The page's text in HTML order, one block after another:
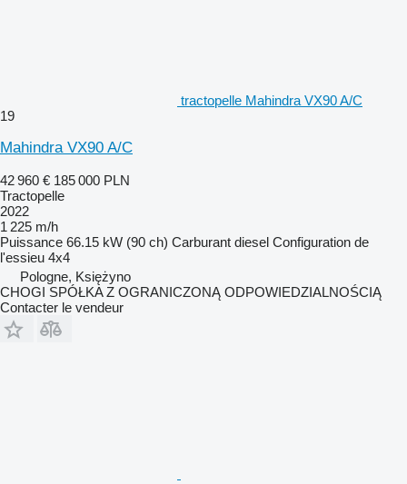
tractopelle Mahindra VX90 A/C
19
Mahindra VX90 A/C
42 960 € 185 000 PLN
Tractopelle
2022
1 225 m/h
Puissance 66.15 kW (90 ch) Carburant diesel Configuration de
l'essieu 4x4
Pologne, Księżyno
CHOGI SPÓŁKA Z OGRANICZONĄ ODPOWIEDZIALNOŚCIĄ
Contacter le vendeur